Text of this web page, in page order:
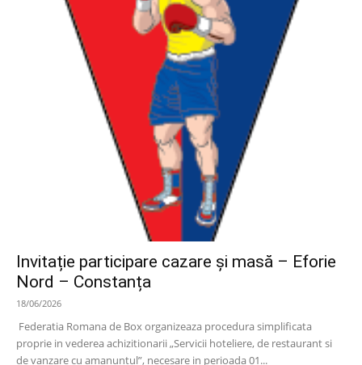
Invitație participare cazare și masă – Eforie
Nord – Constanța
18/06/2026
Federatia Romana de Box organizeaza procedura simplificata
proprie in vederea achizitionarii „Servicii hoteliere, de restaurant si
de vanzare cu amanuntul”, necesare in perioada 01...